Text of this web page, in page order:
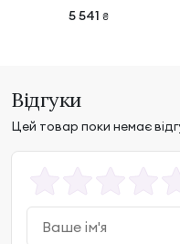
5 541 ₴
Відгуки
Цей товар поки немає